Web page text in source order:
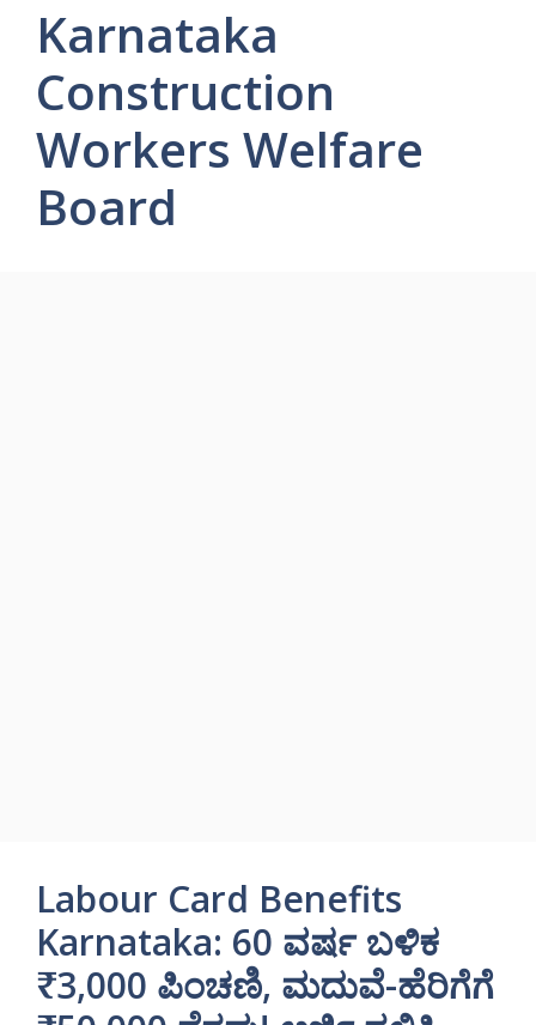
Karnataka
Construction
Workers Welfare
Board
Labour Card Benefits
Karnataka: 60 ವರ್ಷ ಬಳಿಕ
₹3,000 ಪಿಂಚಣಿ, ಮದುವೆ-ಹೆರಿಗೆಗೆ